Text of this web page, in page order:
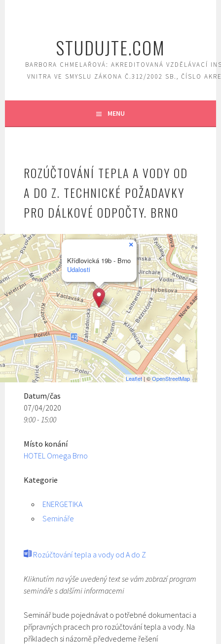
STUDUJTE.COM
BARBORA CHMELAŘOVÁ: AKREDITOVANÁ VZDĚLÁVACÍ
VNITRA VE SMYSLU ZÁKONA Č.312/2002 SB., ČÍSLO
MENU
ROZÚČTOVÁNÍ TEPLA A VODY OD
A DO Z. TECHNICKÉ POŽADAVKY
PRO DÁLKOVÉ ODPOČTY. BRNO
Křídlovická 19b - Brno
Udalosti
×
Leaflet| ©OpenStreetMap
Datum/čas
07/04/2020
9:00 - 15:00
Místo konání
HOTEL Omega Brno
Kategorie
ENERGETIKA
Semináře
Rozúčtování tepla a vody od A do Z
Kliknutím na výše uvedený text se vám zobrazí program
semináře s dalšími informacemi
Seminář bude pojednávat o potřebné dokumentaci a
přípravných pracech pro rozúčtování tepla a vody. Na
příkladech si názorně předvedeme řešení